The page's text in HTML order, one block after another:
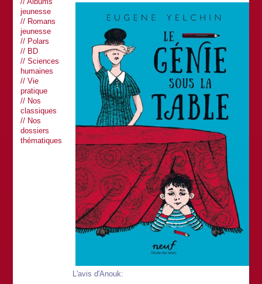
jeunesse
Romans
jeunesse
Polars
BD
Sciences
humaines
Vie
pratique
Nos
classiques
Nos
dossiers
thématiques
L'avis d'Anouk: